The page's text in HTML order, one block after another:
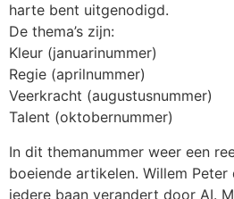
harte bent uitgenodigd.
De thema’s zijn:
Kleur (januarinummer)
Regie (aprilnummer)
Veerkracht (augustusnummer)
Talent (oktobernummer)
In dit themanummer weer een
boeiende artikelen. Willem
iedere baan verandert door AI.